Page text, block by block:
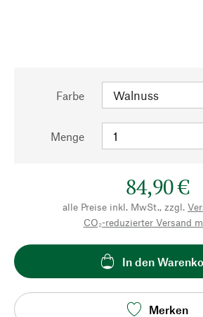
Farbe
Menge
84,90 €
alle Preise inkl. MwSt., zzgl.
CO₂-reduzierter Versand
In den
Merken